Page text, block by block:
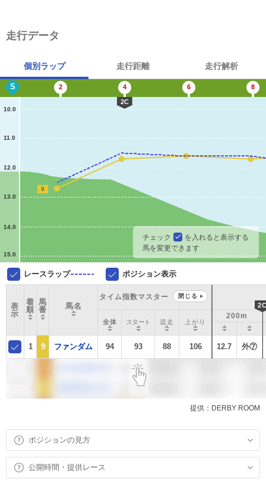
走行データ
個別ラップ 走行距離 走行解析
10.0
11.0
12.0
13.0
14.0
15.0
S 2 4
2C
6 8
9
チェック
を入れると表示する
馬を変更できます
レースラップ ポジション表示
表
示
着
順
馬
番
馬名
タイム指数マスター 閉じる
全体 スタート 追走 上がり
200m
1 9 ファンダム 94 93 88 106 12.7 外⑦
提供：DERBY ROOM
ポジションの見方
公開時間・提供レース